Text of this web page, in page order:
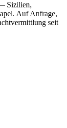
Sizilien,
Auf Anfrage,
seit